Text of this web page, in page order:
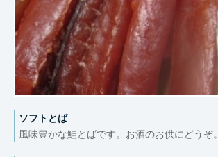
ソフトとば
風味豊かな鮭とばです。お酒のお供にどうぞ。